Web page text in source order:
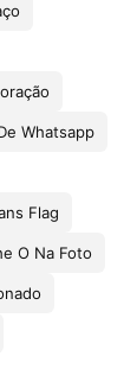
Whatsapp
Flag
O Na Foto